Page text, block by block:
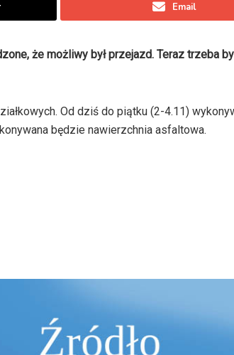
Email
że możliwy był przejazd. Teraz trzeba
Od dziś do piątku (2-4.11)
będzie nawierzchnia asfaltowa.